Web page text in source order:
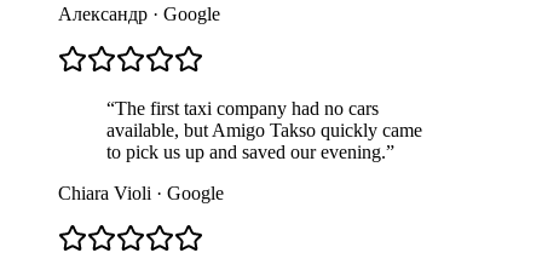
Александр · Google
“The first taxi company had no cars
available, but Amigo Takso quickly came
to pick us up and saved our evening.”
Chiara Violi · Google